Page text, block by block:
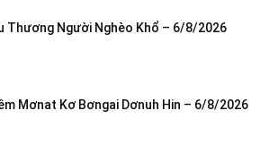
Thương Người Nghèo Khổ – 6/8/2026
Mơnat Kơ Bơngai Dơnuh Hin – 6/8/2026